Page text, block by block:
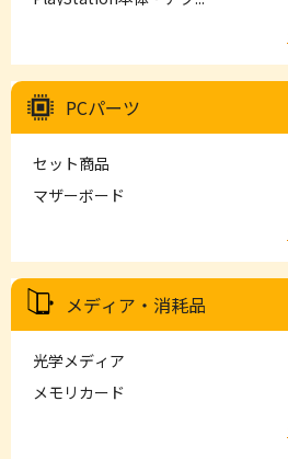
PCパーツ
セット商品
マザーボード
メディア・消耗品
光学メディア
メモリカード